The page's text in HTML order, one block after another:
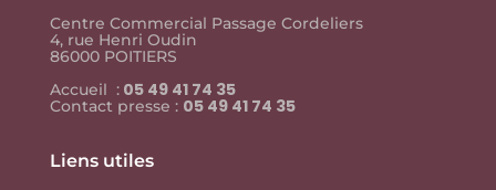
Centre Commercial Passage Cordeliers
4, rue Henri Oudin
86000 POITIERS
Accueil : 05 49 41 74 35
Contact presse : 05 49 41 74 35
Liens utiles